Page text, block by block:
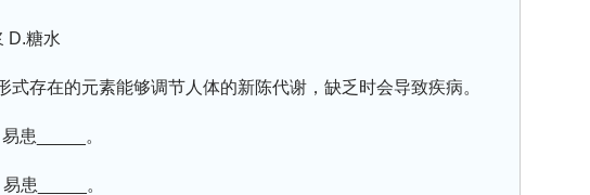
D.糖水
式存在的元素能够调节人体的新陈代谢，缺乏时会导致疾病。
患_____。
患_____。